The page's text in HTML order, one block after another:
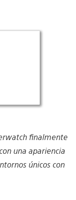
finalmente
una apariencia
únicos con